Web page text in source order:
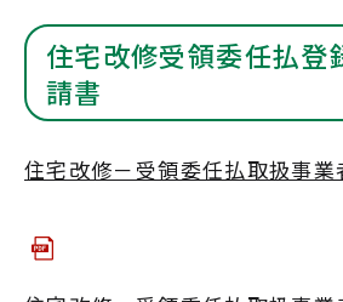
住宅改修受領委任払登
請書
住宅改修－受領委任払取扱事